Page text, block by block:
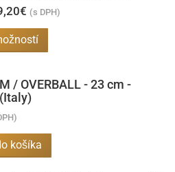
€ Price
6,10€
through
(s DPH)
produkt
Možnosti
si
/ OVERBALL - 23 cm -
košíka